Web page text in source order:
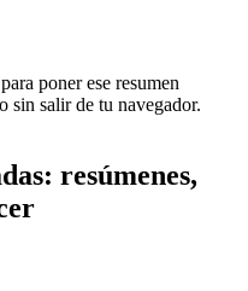
poner ese resumen
sin salir de tu navegador.
resúmenes,